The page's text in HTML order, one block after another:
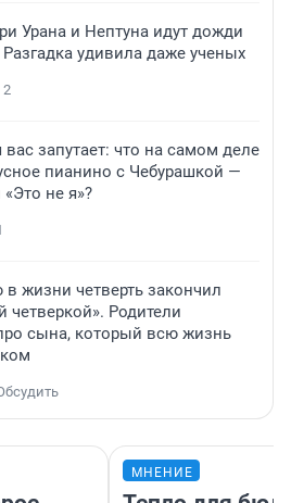
Урана и Нептуна идут дожди
удивила даже ученых
2
запутает: что на самом деле
пианино с Чебурашкой —
не я»?
жизни четверть закончил
четверкой». Родители
сына, который всю жизнь
МНЕНИЕ